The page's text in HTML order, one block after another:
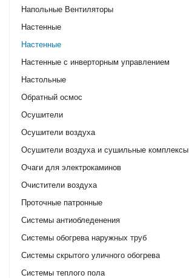
Напольные Вентиляторы
Настенные
Настенные
Настенные с инверторным управлением
Настольные
Обратный осмос
Осушители
Осушители воздуха
Осушители воздуха и сушильные комплексы
Очаги для электрокаминов
Очистители воздуха
Проточные патронные
Системы антиобледенения
Системы обогрева наружных труб
Системы скрытого уличного обогрева
Системы теплого пола